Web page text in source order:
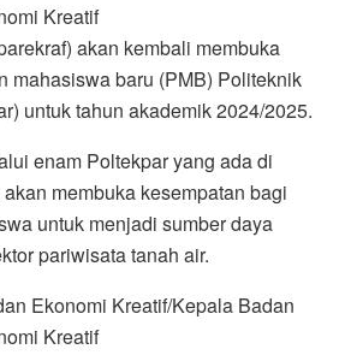
Kreatif
akan kembali membuka
mahasiswa baru (PMB) Politeknik
untuk tahun akademik 2024/2025.
enam Poltekpar yang ada di
membuka kesempatan bagi
untuk menjadi sumber daya
pariwisata tanah air.
Ekonomi Kreatif/Kepala Badan
Kreatif